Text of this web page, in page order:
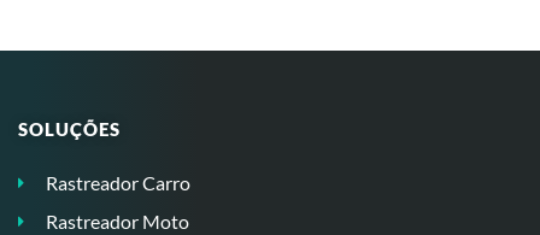
SOLUÇÕES
Rastreador Carro
Rastreador Moto